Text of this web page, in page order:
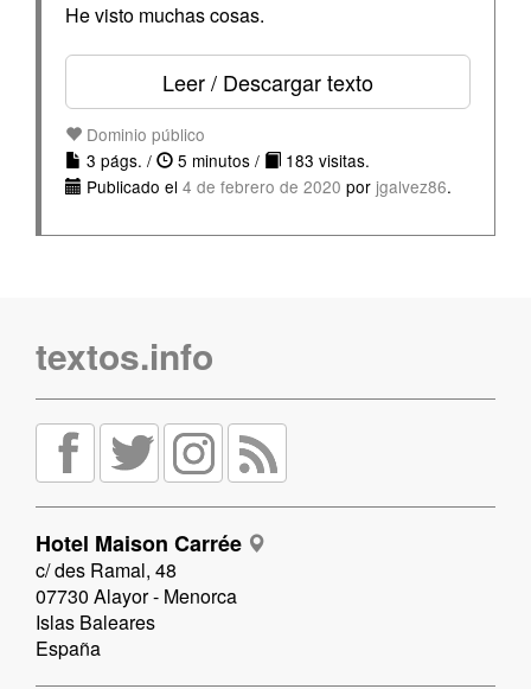
He visto muchas cosas.
Leer / Descargar texto
Dominio público
3 págs. /
5 minutos /
183 visitas.
Publicado el 4 de febrero de 2020 por jgalvez86.
textos.info
Hotel Maison Carrée
c/ des Ramal, 48
07730 Alayor - Menorca
Islas Baleares
España